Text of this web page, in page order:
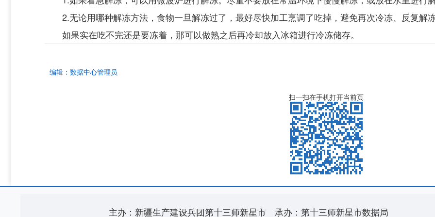
2.无论用哪种解冻方法，食物一旦解冻过了，最好尽快加工烹调了吃掉，避免再次冷冻、反复解
如果实在吃不完还是要冻着，那可以做熟之后再冷却放入冰箱进行冷冻储存。
编辑： 数据中心管理员
扫一扫在手机打开当前页
主办：新疆生产建设兵团第十三师新星市 承办：第十三师新星市数据局